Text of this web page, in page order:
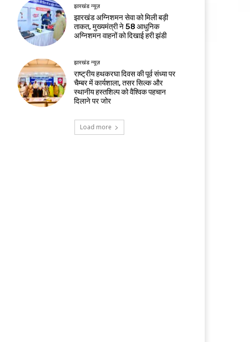
झारखंड न्यूज़
झारखंड अग्निशमन सेवा को मिली बड़ी
ताकत, मुख्यमंत्री ने 58 आधुनिक
अग्निशमन वाहनों को दिखाई हरी झंडी
झारखंड न्यूज़
राष्ट्रीय हथकरघा दिवस की पूर्व संध्या पर
चैम्बर में कार्यशाला, तसर सिल्क और
स्थानीय हस्तशिल्प को वैश्विक पहचान
दिलाने पर जोर
Load more